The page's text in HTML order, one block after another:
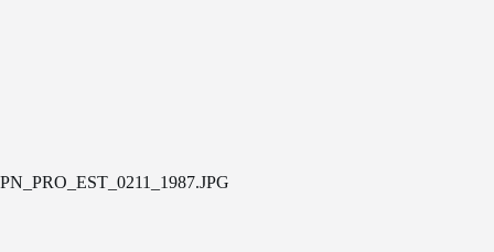
PN_PRO_EST_0211_1987.JPG